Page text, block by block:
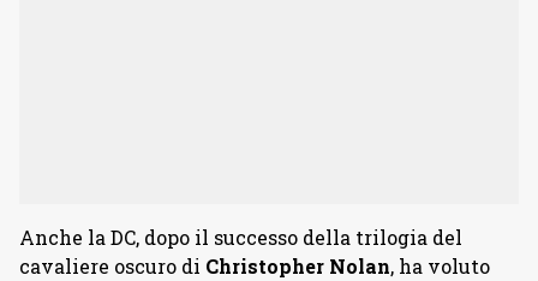
Anche la DC, dopo il successo della trilogia del
cavaliere oscuro di Christopher Nolan, ha voluto